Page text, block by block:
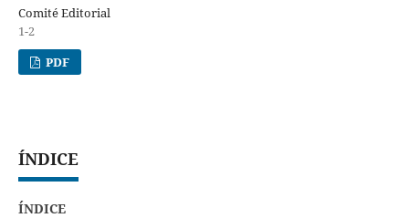
Comité Editorial
1-2
PDF
ÍNDICE
ÍNDICE